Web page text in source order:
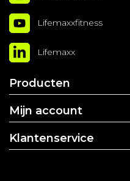
Lifemaxxfitness
Lifemaxx
Producten
Mijn account
Klantenservice